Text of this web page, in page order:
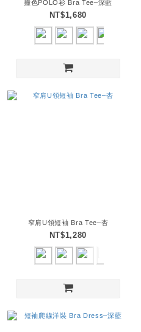
撞色POLO衫 Bra Tee–深藍
NT$1,680
窄肩U領短袖 Bra Tee–杏
NT$1,280